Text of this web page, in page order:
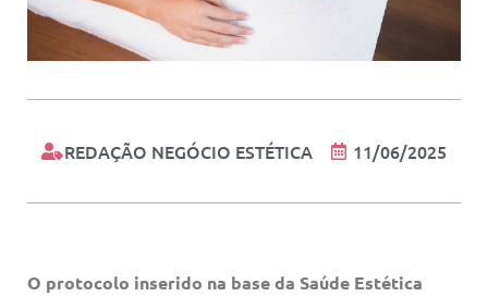
REDAÇÃO NEGÓCIO ESTÉTICA 11/06/2025
O protocolo inserido na base da Saúde Estética